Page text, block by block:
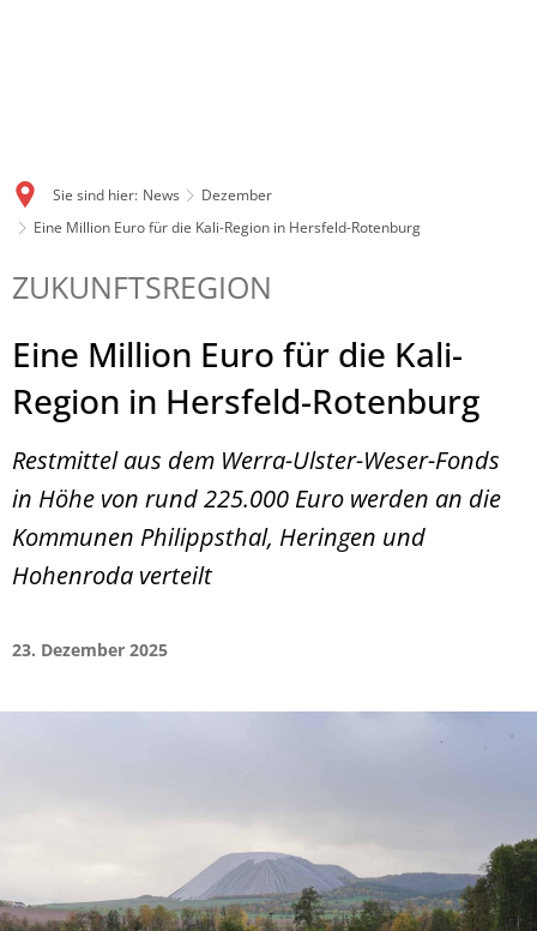
Sie sind hier: News
Dezember
Eine Million Euro für die Kali-Region in Hersfeld-Rotenburg
ZUKUNFTSREGION
Eine Million Euro für die Kali-
Region in Hersfeld-Rotenburg
Restmittel aus dem Werra-Ulster-Weser-Fonds
in Höhe von rund 225.000 Euro werden an die
Kommunen Philippsthal, Heringen und
Hohenroda verteilt
23. Dezember 2025